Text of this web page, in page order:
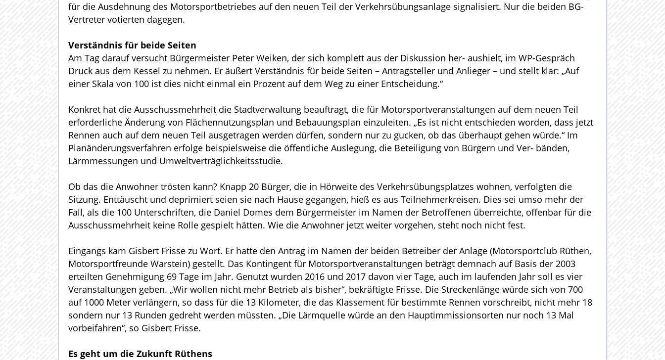
für die Ausdehnung des Motorsportbetriebes auf den neuen Teil der Verkehrsübungsanlage signalisiert. Nur die beiden BG-
Vertreter votierten dagegen.
Verständnis für beide Seiten
Am Tag darauf versucht Bürgermeister Peter Weiken, der sich komplett aus der Diskussion her- aushielt, im WP-Gespräch
Druck aus dem Kessel zu nehmen. Er äußert Verständnis für beide Seiten – Antragsteller und Anlieger – und stellt klar: „Auf
einer Skala von 100 ist dies nicht einmal ein Prozent auf dem Weg zu einer Entscheidung.“
Konkret hat die Ausschussmehrheit die Stadtverwaltung beauftragt, die für Motorsportveranstaltungen auf dem neuen Teil
erforderliche Änderung von Flächennutzungsplan und Bebauungsplan einzuleiten. „Es ist nicht entschieden worden, dass jetzt
Rennen auch auf dem neuen Teil ausgetragen werden dürfen, sondern nur zu gucken, ob das überhaupt gehen würde.“ Im
Planänderungsverfahren erfolge beispielsweise die öffentliche Auslegung, die Beteiligung von Bürgern und Ver- bänden,
Lärmmessungen und Umweltverträglichkeitsstudie.
Ob das die Anwohner trösten kann? Knapp 20 Bürger, die in Hörweite des Verkehrsübungsplatzes wohnen, verfolgten die
Sitzung. Enttäuscht und deprimiert seien sie nach Hause gegangen, hieß es aus Teilnehmerkreisen. Dies sei umso mehr der
Fall, als die 100 Unterschriften, die Daniel Domes dem Bürgermeister im Namen der Betroffenen überreichte, offenbar für die
Ausschussmehrheit keine Rolle gespielt hätten. Wie die Anwohner jetzt weiter vorgehen, steht noch nicht fest.
Eingangs kam Gisbert Frisse zu Wort. Er hatte den Antrag im Namen der beiden Betreiber der Anlage (Motorsportclub Rüthen,
Motorsportfreunde Warstein) gestellt. Das Kontingent für Motorsportveranstaltungen beträgt demnach auf Basis der 2003
erteilten Genehmigung 69 Tage im Jahr. Genutzt wurden 2016 und 2017 davon vier Tage, auch im laufenden Jahr soll es vier
Veranstaltungen geben. „Wir wollen nicht mehr Betrieb als bisher“, bekräftigte Frisse. Die Streckenlänge würde sich von 700
auf 1000 Meter verlängern, so dass für die 13 Kilometer, die das Klassement für bestimmte Rennen vorschreibt, nicht mehr 18
sondern nur 13 Runden gedreht werden müssten. „Die Lärmquelle würde an den Hauptimmissionsorten nur noch 13 Mal
vorbeifahren“, so Gisbert Frisse.
Es geht um die Zukunft Rüthens